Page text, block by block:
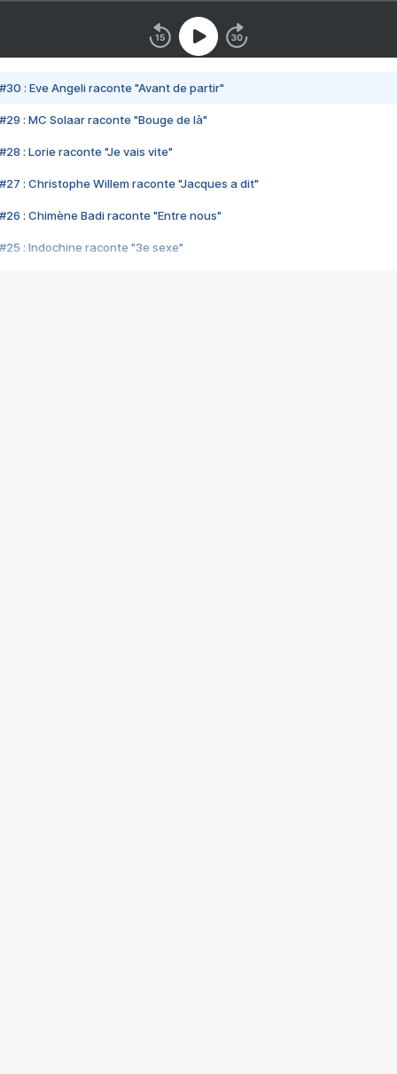
#30 : Eve Angeli raconte "Avant de partir"
#29 : MC Solaar raconte "Bouge de là"
#28 : Lorie raconte "Je vais vite"
#27 : Christophe Willem raconte "Jacques a dit"
#26 : Chimène Badi raconte "Entre nous"
#25 : Indochine raconte "3e sexe"